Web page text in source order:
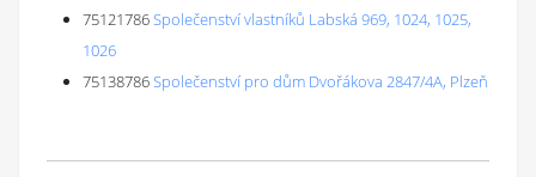
75121786Společenství vlastníků Labská 969, 1024, 1025,
1026
75138786Společenství pro dům Dvořákova 2847/4A, Plzeň